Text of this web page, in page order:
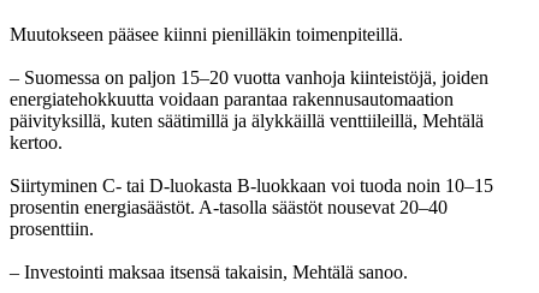
Muutokseen pääsee kiinni pienilläkin toimenpiteillä.
– Suomessa on paljon 15–20 vuotta vanhoja kiinteistöjä, joiden
energiatehokkuutta voidaan parantaa rakennusautomaation
päivityksillä, kuten säätimillä ja älykkäillä venttiileillä, Mehtälä
kertoo.
Siirtyminen C- tai D-luokasta B-luokkaan voi tuoda noin 10–15
prosentin energiasäästöt. A-tasolla säästöt nousevat 20–40
prosenttiin.
– Investointi maksaa itsensä takaisin, Mehtälä sanoo.